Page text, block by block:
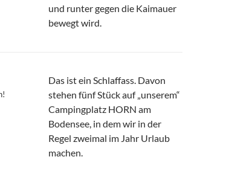
und runter gegen die Kaimauer
bewegt wird.
Das ist ein Schlaffass. Davon
stehen fünf Stück auf „unserem“
Campingplatz HORN am
Bodensee, in dem wir in der
Regel zweimal im Jahr Urlaub
machen.